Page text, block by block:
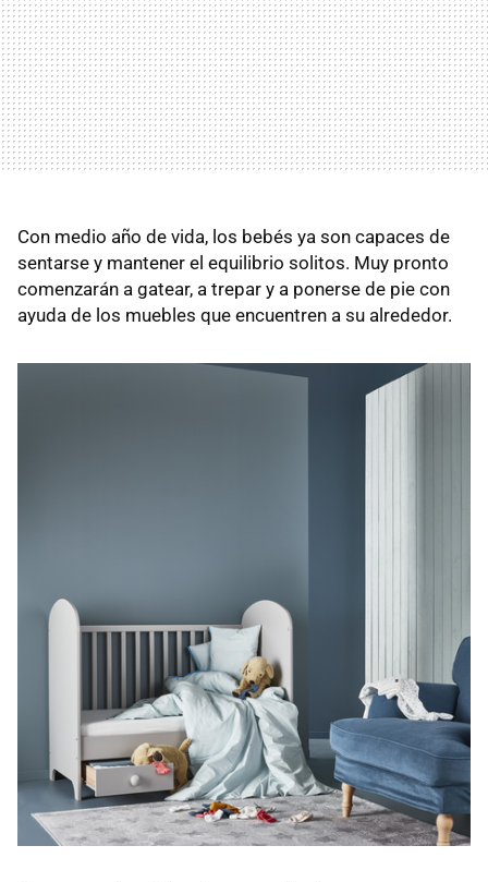
Con medio año de vida, los bebés ya son capaces de
sentarse y mantener el equilibrio solitos. Muy pronto
comenzarán a gatear, a trepar y a ponerse de pie con
ayuda de los muebles que encuentren a su alrededor.